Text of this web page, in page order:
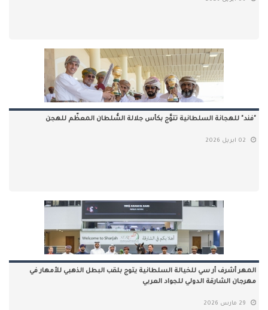
"فند" للهجانة السلطانية تتوَّج بكأس جلالة السُّلطان المعظّم للهجن
02 ابريل 2026
المهر أشرف أر سي للخيالة السلطانية يتوج بلقب البطل الذهبي للأمهار في
مهرجان الشارقة الدولي للجواد العربي
29 مارس 2026